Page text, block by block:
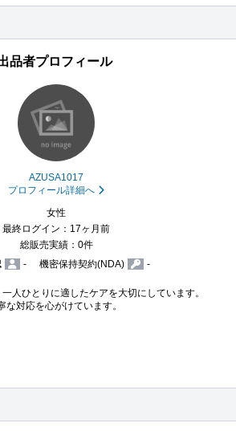
品者プロフィール
AZUSA1017
プロフィール詳細へ
女性
最終ログイン：17ヶ月前
総販売実績：0件
- 機密保持契約(NDA) -
人ひとりに適したケアを大切にしています。
対応を心がけています。